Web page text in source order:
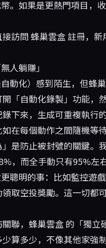
。如果是更熱門項目，收
訪問 蜂巢雲盒註冊，新
人躺賺」
動化）感到陌生，但蜂
「自動化錄製」功能，
下來，生成可重複執行的
在每個動作之間隨機等
是防止被封號的關鍵。
，而全手動只有95%左
聰明的事：比如監控遊
取空投獎勵。這一切都
聯， 蜂巢雲盒的「獨立
算多少，不像其他家強